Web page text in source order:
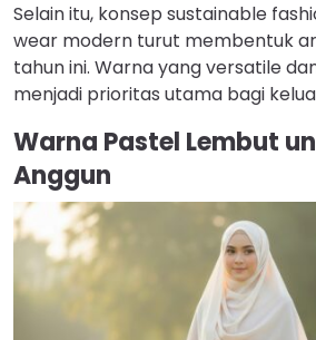
Selain itu, konsep sustainable
wear modern turut membentuk
tahun ini. Warna yang versatile
menjadi prioritas utama bagi
Warna Pastel Lembut
Anggun